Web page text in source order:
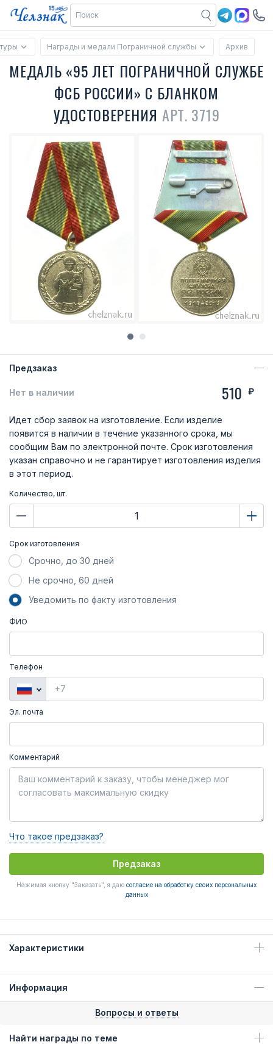
Награды и медали Пограничной службы Архив
МЕДАЛЬ «95 ЛЕТ ПОГРАНИЧНОЙ СЛУЖБЕ
ФСБ РОССИИ» С БЛАНКОМ
УДОСТОВЕРЕНИЯ АРТ. 3719
Предзаказ
Нет в наличии 510 ₽
Идет сбор заявок на изготовление. Если изделие
появится в наличии в течение указанного срока, мы
сообщим Вам по электронной почте. Срок изготовления
указан справочно и не гарантирует изготовления изделия
в этот период.
Количество, шт.
Срок изготовления
Срочно, до 30 дней
Не срочно, 60 дней
Уведомить по факту изготовления
ФИО
Телефон
Эл. почта
Комментарий
Что такое предзаказ?
Предзаказ
Нажимая кнопку "Заказать", я даю согласие на обработку своих персональных
данных
Характеристики
Информация
Вопросы и ответы
Найти награды по теме